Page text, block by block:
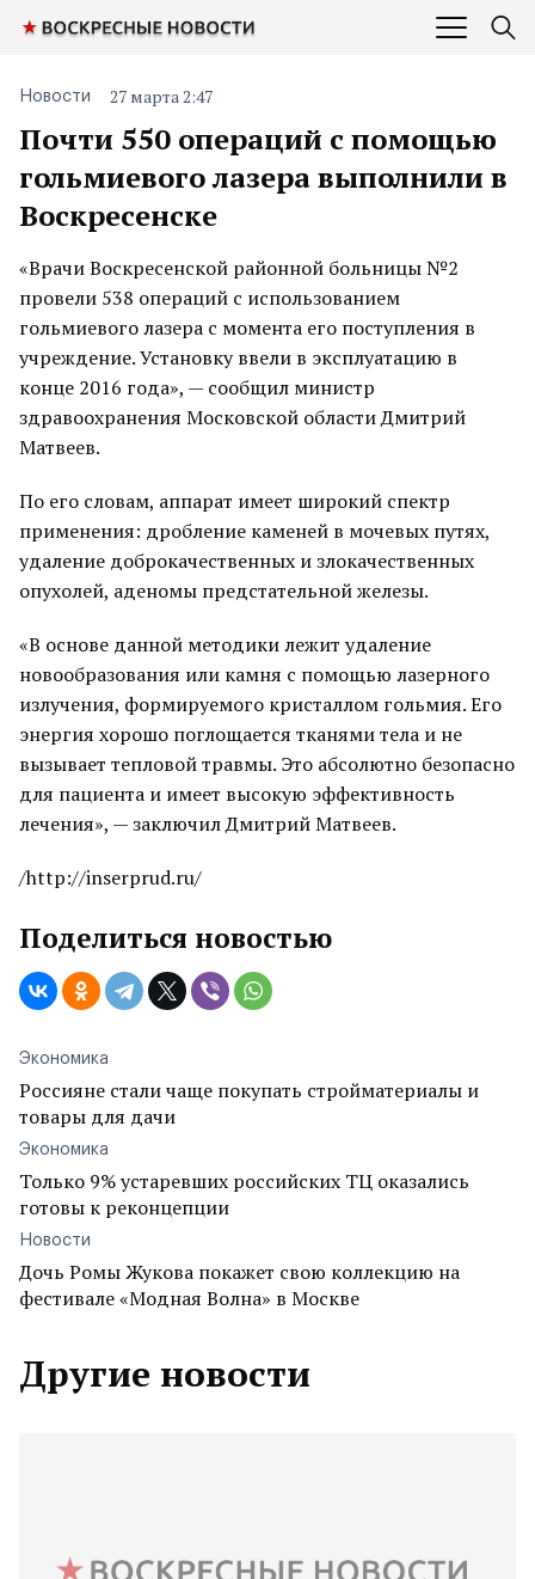
Почти 550 операций с помощью
гольмиевого лазера выполнили в
Воскресенске
Новости 27 марта 2:47
«Врачи Воскресенской районной больницы №2
провели 538 операций с использованием
гольмиевого лазера с момента его поступления в
учреждение. Установку ввели в эксплуатацию в
конце 2016 года», — сообщил министр
здравоохранения Московской области Дмитрий
Матвеев.
По его словам, аппарат имеет широкий спектр
применения: дробление каменей в мочевых путях,
удаление доброкачественных и злокачественных
опухолей, аденомы предстательной железы.
«В основе данной методики лежит удаление
новообразования или камня с помощью лазерного
излучения, формируемого кристаллом гольмия. Его
энергия хорошо поглощается тканями тела и не
вызывает тепловой травмы. Это абсолютно безопасно
для пациента и имеет высокую эффективность
лечения», — заключил Дмитрий Матвеев.
/http://inserprud.ru/
Поделиться новостью
Экономика
Россияне стали чаще покупать стройматериалы и
товары для дачи
Экономика
Только 9% устаревших российских ТЦ оказались
готовы к реконцепции
Новости
Дочь Ромы Жукова покажет свою коллекцию на
фестивале «Модная Волна» в Москве
Другие новости